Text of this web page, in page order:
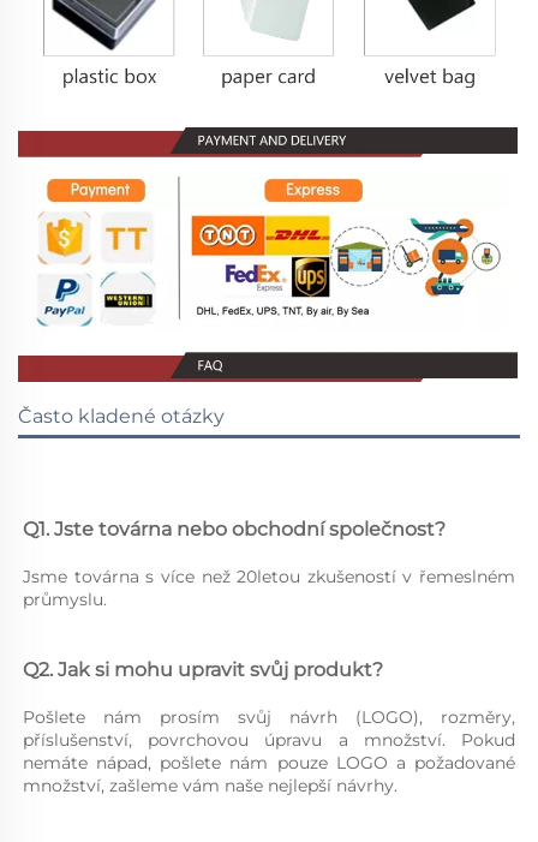
Často kladené otázky
Q1. Jste továrna nebo obchodní společnost?
Jsme továrna s více než 20letou zkušeností v řemeslném
průmyslu.
Q2. Jak si mohu upravit svůj produkt?
Pošlete nám prosím svůj návrh (LOGO), rozměry,
příslušenství, povrchovou úpravu a množství. Pokud
nemáte nápad, pošlete nám pouze LOGO a požadované
množství, zašleme vám naše nejlepší návrhy.